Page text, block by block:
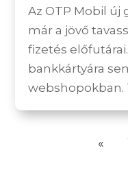
Az OTP Mobil új
már a jövő
fizetés
bankkártyára
webshopokban.
«